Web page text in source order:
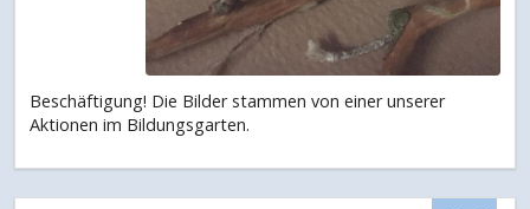
Beschäftigung! Die Bilder stammen von einer unserer
Aktionen im Bildungsgarten.